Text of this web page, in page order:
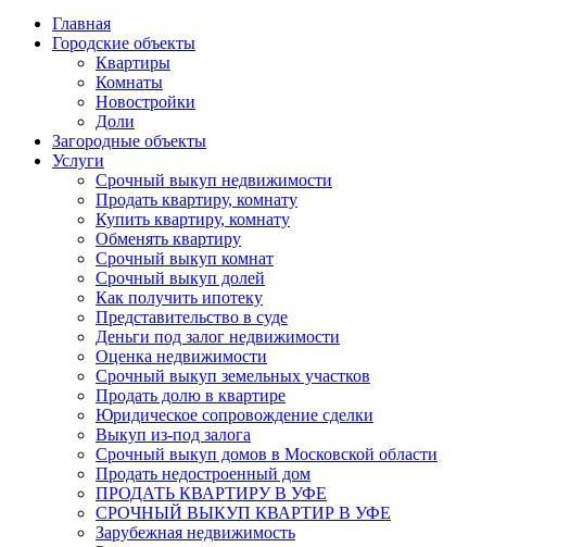
Главная
Городские объекты
Квартиры
Комнаты
Новостройки
Доли
Загородные объекты
Услуги
Срочный выкуп недвижимости
Продать квартиру, комнату
Купить квартиру, комнату
Обменять квартиру
Срочный выкуп комнат
Срочный выкуп долей
Как получить ипотеку
Представительство в суде
Деньги под залог недвижимости
Оценка недвижимости
Срочный выкуп земельных участков
Продать долю в квартире
Юридическое сопровождение сделки
Выкуп из-под залога
Срочный выкуп домов в Московской области
Продать недостроенный дом
ПРОДАТЬ КВАРТИРУ В УФЕ
СРОЧНЫЙ ВЫКУП КВАРТИР В УФЕ
Зарубежная недвижимость